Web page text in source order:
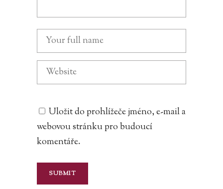
Uložit do prohlížeče jméno, e-mail a
webovou stránku pro budoucí
komentáře.